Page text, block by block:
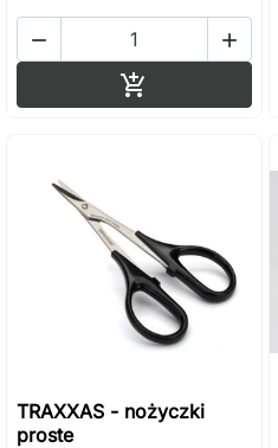
 

TRAXXAS - nożyczki
proste